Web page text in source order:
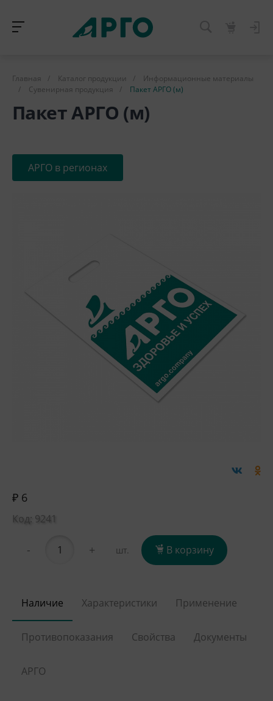
Главная / Каталог продукции /
Информационные материалы
/
Сувенирная продукция / Пакет АРГО (м)
Пакет АРГО (м)
АРГО в регионах
₽ 6
Код: 9241
- + шт. В корзину
Наличие Характеристики Применение
Противопоказания Свойства Документы
АРГО